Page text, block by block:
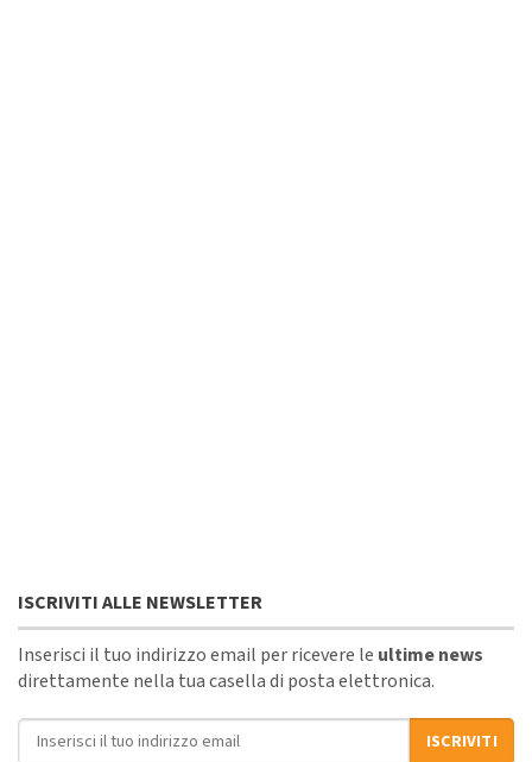
ISCRIVITI ALLE NEWSLETTER
Inserisci il tuo indirizzo email per ricevere le ultime news
direttamente nella tua casella di posta elettronica.
Indirizzo email
ISCRIVITI